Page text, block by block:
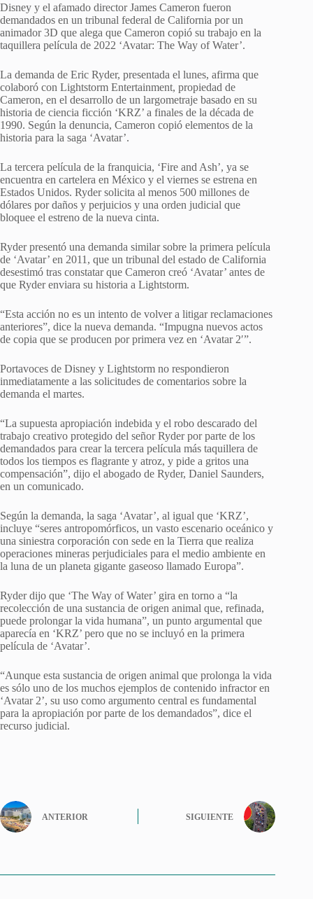
Disney y el afamado director James Cameron fueron
demandados en un tribunal federal de California por un
animador 3D que alega que Cameron copió su trabajo en la
taquillera película de 2022 ‘Avatar: The Way of Water’.
La demanda de Eric Ryder, presentada el lunes, afirma que
colaboró con Lightstorm Entertainment, propiedad de
Cameron, en el desarrollo de un largometraje basado en su
historia de ciencia ficción ‘KRZ’ a finales de la década de
1990. Según la denuncia, Cameron copió elementos de la
historia para la saga ‘Avatar’.
La tercera película de la franquicia, ‘Fire and Ash’, ya se
encuentra en cartelera en México y el viernes se estrena en
Estados Unidos. Ryder solicita al menos 500 millones de
dólares por daños y perjuicios y una orden judicial que
bloquee el estreno de la nueva cinta.
Ryder presentó una demanda similar sobre la primera película
de ‘Avatar’ en 2011, que un tribunal del estado de California
desestimó tras constatar que Cameron creó ‘Avatar’ antes de
que Ryder enviara su historia a Lightstorm.
“Esta acción no es un intento de volver a litigar reclamaciones
anteriores”, dice la nueva demanda. “Impugna nuevos actos
de copia que se producen por primera vez en ‘Avatar 2′”.
Portavoces de Disney y Lightstorm no respondieron
inmediatamente a las solicitudes de comentarios sobre la
demanda el martes.
“La supuesta apropiación indebida y el robo descarado del
trabajo creativo protegido del señor Ryder por parte de los
demandados para crear la tercera película más taquillera de
todos los tiempos es flagrante y atroz, y pide a gritos una
compensación”, dijo el abogado de Ryder, Daniel Saunders,
en un comunicado.
Según la demanda, la saga ‘Avatar’, al igual que ‘KRZ’,
incluye “seres antropomórficos, un vasto escenario oceánico y
una siniestra corporación con sede en la Tierra que realiza
operaciones mineras perjudiciales para el medio ambiente en
la luna de un planeta gigante gaseoso llamado Europa”.
Ryder dijo que ‘The Way of Water’ gira en torno a “la
recolección de una sustancia de origen animal que, refinada,
puede prolongar la vida humana”, un punto argumental que
aparecía en ‘KRZ’ pero que no se incluyó en la primera
película de ‘Avatar’.
“Aunque esta sustancia de origen animal que prolonga la vida
es sólo uno de los muchos ejemplos de contenido infractor en
‘Avatar 2’, su uso como argumento central es fundamental
para la apropiación por parte de los demandados”, dice el
recurso judicial.
ANTERIOR SIGUIENTE